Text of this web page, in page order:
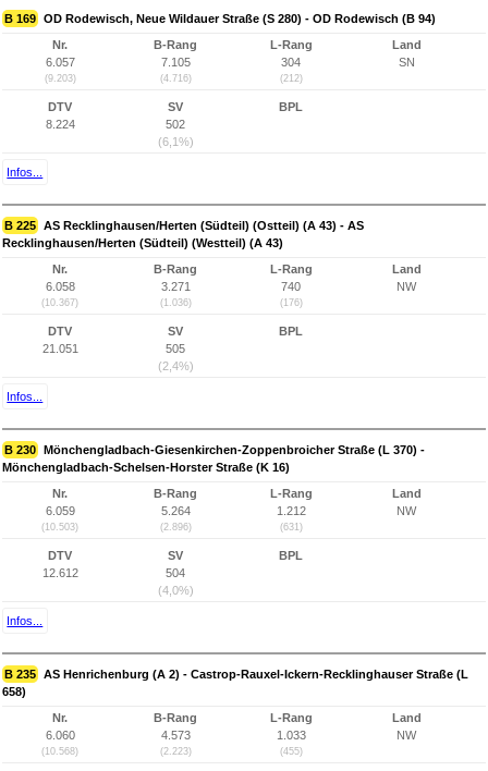
B 169 OD Rodewisch, Neue Wildauer Straße (S 280) - OD Rodewisch (B 94)
Nr.
6.057
(9.203)
B-Rang
7.105
(4.716)
L-Rang
304
(212)
Land
SN
DTV
8.224
SV
502
(6,1%)
BPL
Infos...
B 225 AS Recklinghausen/Herten (Südteil) (Ostteil) (A 43) - AS
Recklinghausen/Herten (Südteil) (Westteil) (A 43)
Nr.
6.058
(10.367)
B-Rang
3.271
(1.036)
L-Rang
740
(176)
Land
NW
DTV
21.051
SV
505
(2,4%)
BPL
Infos...
B 230 Mönchengladbach-Giesenkirchen-Zoppenbroicher Straße (L 370) -
Mönchengladbach-Schelsen-Horster Straße (K 16)
Nr.
6.059
(10.503)
B-Rang
5.264
(2.896)
L-Rang
1.212
(631)
Land
NW
DTV
12.612
SV
504
(4,0%)
BPL
Infos...
B 235 AS Henrichenburg (A 2) - Castrop-Rauxel-Ickern-Recklinghauser Straße (L
658)
Nr.
6.060
(10.568)
B-Rang
4.573
(2.223)
L-Rang
1.033
(455)
Land
NW